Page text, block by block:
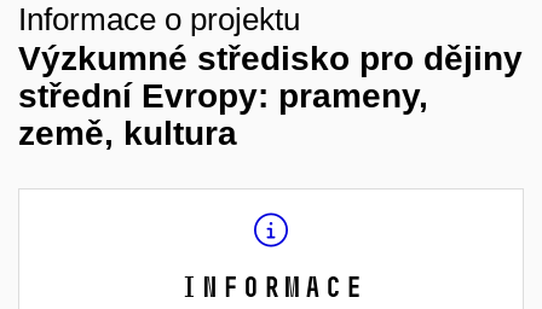
Informace o projektu
Výzkumné středisko pro dějiny
střední Evropy: prameny,
země, kultura
Informace